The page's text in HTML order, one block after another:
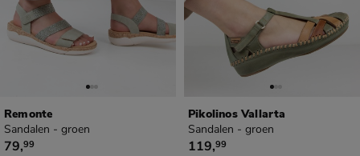
Remonte
Sandalen - groen
€ 79,99
79,99
Pikolinos Vallarta
Sandalen - groen
€ 119,99
119,99